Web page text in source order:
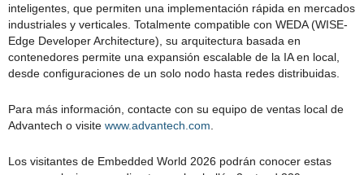
inteligentes, que permiten una implementación rápida en mercados
industriales y verticales. Totalmente compatible con WEDA (WISE-
Edge Developer Architecture), su arquitectura basada en
contenedores permite una expansión escalable de la IA en local,
desde configuraciones de un solo nodo hasta redes distribuidas.
Para más información, contacte con su equipo de ventas local de
Advantech o visite www.advantech.com
Los visitantes de Embedded World 2026 podrán conocer estas